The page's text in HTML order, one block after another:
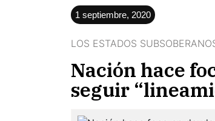
1 septiembre, 2020
LOS ESTADOS
Nación hace
seguir